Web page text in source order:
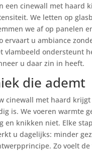
cinewall met haard
We letten op
we af op panelen
ervaart u ambiance
vlambeeld ondersteunt
u daar zin in heeft.
die ademt
cinewall met haard
is. We voeren warmte
knikken niet. Elke
u dagelijks: minder
Zo voelt